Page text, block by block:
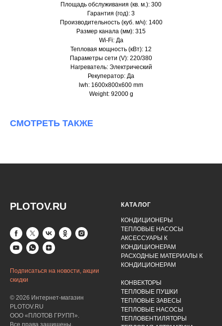
Площадь обслуживания (кв. м.): 300
Гарантия (год): 3
Производительность (куб. м/ч): 1400
Размер канала (мм): 315
Wi-Fi: Да
Тепловая мощность (кВт): 12
Параметры сети (V): 220/380
Нагреватель: Электрический
Рекуператор: Да
lwh: 1600x800x600 mm
Weight: 92000 g
СМОТРЕТЬ ТАКЖЕ
PLOTOV.RU
Подписаться на новости, акции
скидки
© 2026 Интернет-магазин
PLOTOV.RU
ООО «ПЛОТОВ ГРУПП».
КАТАЛОГ
КОНДИЦИОНЕРЫ
ТЕПЛОВЫЕ НАСОСЫ
АКСЕССУАРЫ К
КОНДИЦИОНЕРАМ
РАСХОДНЫЕ МАТЕРИАЛЫ К
КОНДИЦИОНЕРАМ
КОНВЕКТОРЫ
ТЕПЛОВЫЕ ПУШКИ
ТЕПЛОВЫЕ ЗАВЕСЫ
ТЕПЛОВЫЕ НАСОСЫ
ТЕПЛОВЕНТИЛЯТОРЫ